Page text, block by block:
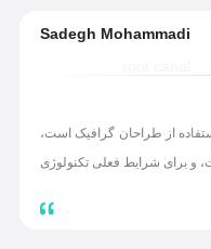
Sadegh Mohammadi
از طراحان گرافیک است،
و برای شرایط فعلی تکنولوژی